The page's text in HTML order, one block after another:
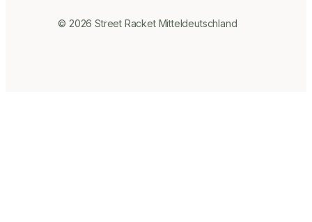
© 2026 Street Racket Mitteldeutschland